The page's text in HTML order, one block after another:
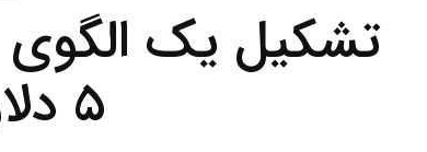
تشکیل یک الگوی
۵ دلار می‌رسد؟